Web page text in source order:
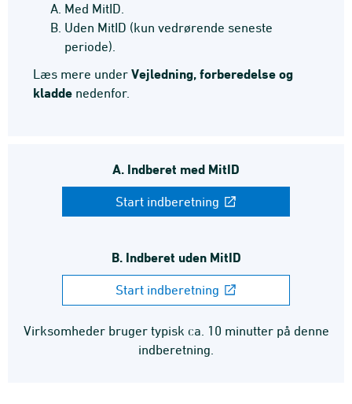
Med MitID.
Uden MitID (kun vedrørende seneste
periode).
Læs mere under Vejledning, forberedelse og
kladde nedenfor.
A. Indberet med MitID
Start indberetning
B. Indberet uden MitID
Start indberetning
Virksomheder bruger typisk ca. 10 minutter på denne
indberetning.